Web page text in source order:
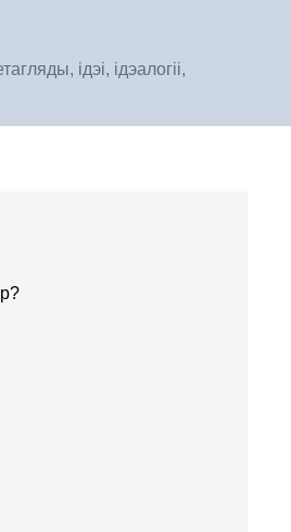
ідэі, ідэалогіі,